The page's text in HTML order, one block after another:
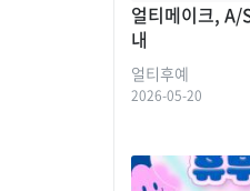
얼티메이크, A/
내
얼티후예
2026-05-20